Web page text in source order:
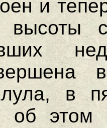
и
высоты
в
об этом